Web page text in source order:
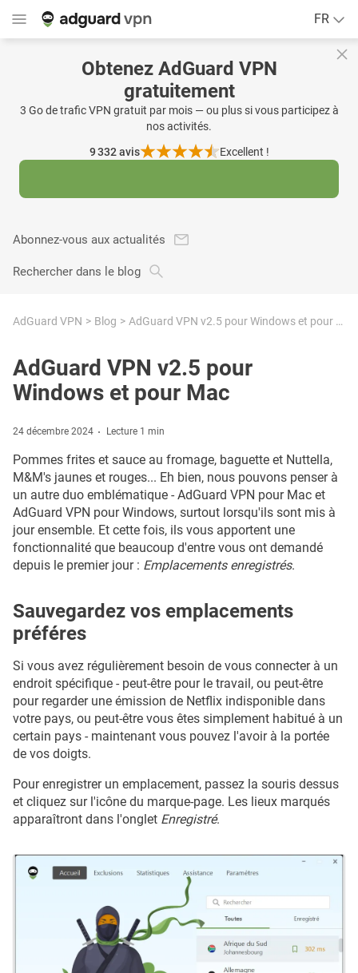
FR
Obtenez AdGuard VPN
gratuitement
3 Go de trafic VPN gratuit par mois — ou plus si vous participez à
nos activités.
9 332avis Excellent !
Abonnez-vous aux actualités
Rechercher dans le blog
AdGuard VPN Blog AdGuard VPN v2.5 pour Windows et pour Mac
AdGuard VPN v2.5 pour
Windows et pour Mac
24 décembre 2024 Lecture 1 min
Pommes frites et sauce au fromage, baguette et Nuttella,
M&M's jaunes et rouges... Eh bien, nous pouvons penser à
un autre duo emblématique - AdGuard VPN pour Mac et
AdGuard VPN pour Windows, surtout lorsqu'ils sont mis à
jour ensemble. Et cette fois, ils vous apportent une
fonctionnalité que beaucoup d'entre vous ont demandé
depuis le premier jour : Emplacements enregistrés.
Sauvegardez vos emplacements
préféres
Si vous avez régulièrement besoin de vous connecter à un
endroit spécifique - peut-être pour le travail, ou peut-être
pour regarder une émission de Netflix indisponible dans
votre pays, ou peut-être vous êtes simplement habitué à un
certain pays - maintenant vous pouvez l'avoir à la portée
de vos doigts.
Pour enregistrer un emplacement, passez la souris dessus
et cliquez sur l'icône du marque-page. Les lieux marqués
apparaîtront dans l'onglet Enregistré.